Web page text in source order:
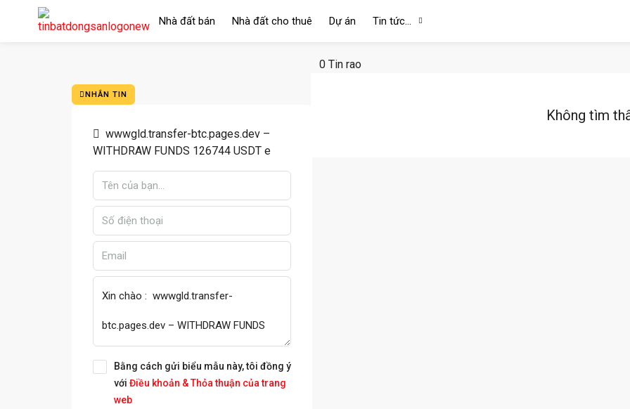
Nhà đất bán Nhà đất cho thuê Dự án Tin tức…
NHẮN TIN
wwwgld.transfer-btc.pages.dev –
WITHDRAW FUNDS 126744 USDT e
Bằng cách gửi biểu mẫu này, tôi đồng ý
với Điều khoản & Thỏa thuận của trang
web
0 Tin rao
Không tìm